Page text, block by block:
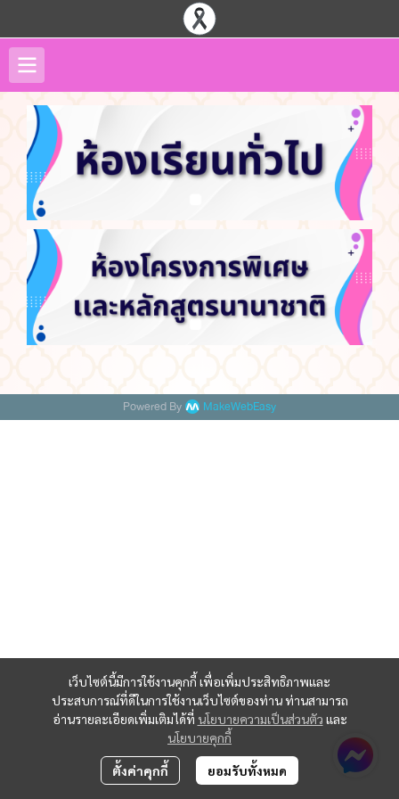
เว็บไซต์นี้มีการใช้งานคุกกี้ เพื่อเพิ่มประสิทธิภาพและ
ประสบการณ์ที่ดีในการใช้งานเว็บไซต์ของท่าน ท่านสามารถ
อ่านรายละเอียดเพิ่มเติมได้ที่ นโยบายความเป็นส่วนตัว และ
นโยบายคุกกี้
ตั้งค่าคุกกี้ ยอมรับทั้งหมด
Powered By MakeWebEasy